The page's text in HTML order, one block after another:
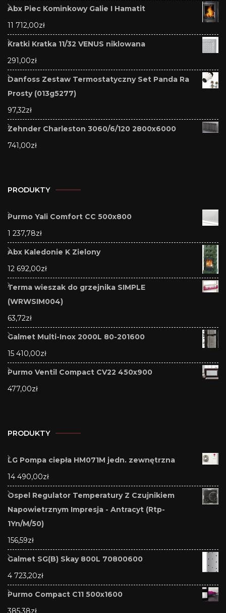
Abx Piec Kominkowy Galie I Hamatit
11 712,00zł
Kratki Kratka 11/32 VENUS niklowana
291,00zł
Danfoss Zestaw Termostatyczny Set Panda Ra
Prosty (013g5277)
97,32zł
Zehnder Charleston 3060/6/120 2800x6000
741,00zł
PRODUKTY
Purmo Yali Comfort CC 500x800
1 237,78zł
Abx Kaledonie K Zielony
12 692,00zł
Terma wieszak do grzejnika SIMPLE
(WRWSIM004)
63,72zł
Galmet Multi-Inox 2000L 80-201600
15 410,00zł
Purmo Ventil Compact CV22 450x900
477,00zł
PRODUKTY
LG Pompa ciepła HM071M jedn. zewnętrzna
14 490,00zł
Ospel Regulator Temperatury Z Czujnikiem
Napowietrznym Impresja - Antracyt (Rtp-
1Yn/M/50)
156,59zł
Galmet SG(B) Skay 800L 70800600
4 723,20zł
Purmo Compact C11 500x1600
385,38zł